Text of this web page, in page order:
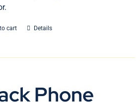
cart Details
Phone